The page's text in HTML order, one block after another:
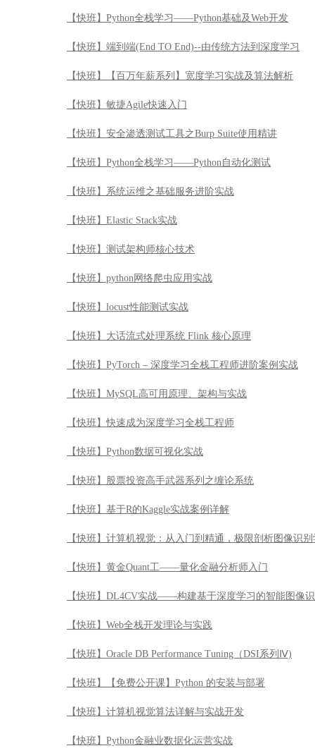
【快班】Python全栈学习——Python基础及Web开发
【快班】端到端(End TO End)--由传统方法到深度学习
【快班】【百万年薪系列】宽度学习实战及算法解析
【快班】敏捷Agile快速入门
【快班】安全渗透测试工具之Burp Suite使用精讲
【快班】Python全栈学习——Python自动化测试
【快班】系统运维之基础服务进阶实战
【快班】Elastic Stack实战
【快班】测试架构师核心技术
【快班】python网络爬虫应用实战
【快班】locust性能测试实战
【快班】大话流式处理系统 Flink 核心原理
【快班】PyTorch – 深度学习全栈工程师进阶案例实战
【快班】MySQL高可用原理、架构与实战
【快班】快速成为深度学习全栈工程师
【快班】Python数据可视化实战
【快班】股票投资高手武器系列之缠论系统
【快班】基于R的Kaggle实战案例详解
【快班】计算机视觉：从入门到精通，极限剖析图像识
【快班】黄金Quant工——量化金融分析师入门
【快班】DL4CV实战——构建基于深度学习的智能图像
【快班】Web全栈开发理论与实践
【快班】Oracle DB Performance Tuning（DSI系列Ⅳ)
【快班】【免费公开课】Python 的安装与部署
【快班】计算机视觉算法详解与实战开发
【快班】Python金融业数据化运营实战